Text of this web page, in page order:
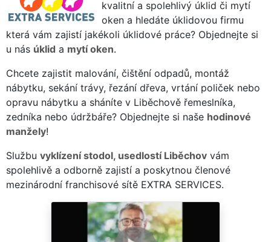
kvalitní a spolehlivý úklid či mytí
oken a hledáte úklidovou firmu
která vám zajistí jakékoli úklidové práce? Objednejte si
u nás úklid a mytí oken.
Chcete zajistit malování, čištění odpadů, montáž
nábytku, sekání trávy, řezání dřeva, vrtání poliček nebo
opravu nábytku a sháníte v Liběchově řemeslníka,
zedníka nebo údržbáře? Objednejte si naše hodinové
manžely!
Službu vyklízení stodol, usedlostí Liběchov vám
spolehlivě a odborně zajistí a poskytnou členové
mezinárodní franchisové sítě EXTRA SERVICES.